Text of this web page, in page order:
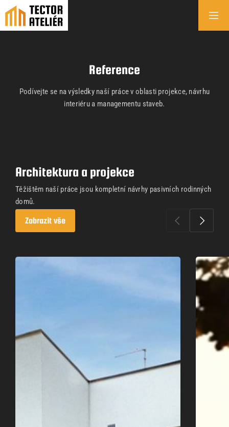
Reference
Podívejte se na výsledky naší práce v oblasti projekce, návrhu
interiéru a managementu staveb.
Architektura a projekce
Těžištěm naší práce jsou kompletní návrhy pasivních rodinných
domů.
Zobrazit vše